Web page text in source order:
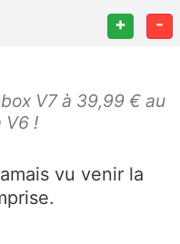
+ -
V7 à 39,99 € au
V6 !
vu venir la